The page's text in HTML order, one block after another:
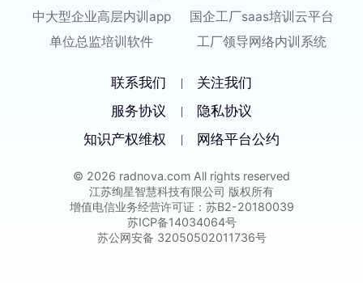
中大型企业高层内训app
国企工厂saas培训云平台
单位总监培训软件
工厂领导网络内训系统
联系我们 |
关注我们
服务协议
|
隐私协议
知识产权维权
| 网络平台公约
© 2026 radnova.com All rights reserved
江苏绚星智慧科技有限公司 版权所有
增值电信业务经营许可证：苏B2-20180039
苏ICP备14034064号
苏公网安备 32050502011736号